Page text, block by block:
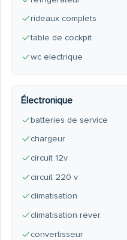
rideaux complets
table de cockpit
wc electrique
Électronique
batteries de service
chargeur
circuit 12v
circuit 220 v
climatisation
climatisation rever.
convertisseur